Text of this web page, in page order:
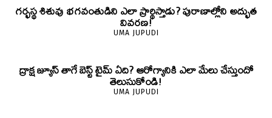
గర్భస్థ శిశువు భగవంతుడిని ఎలా ప్రార్థిస్తాడు? పురాణాల్లోని అద్భుత
వివరణ!
UMA JUPUDI
ద్రాక్ష జ్యూస్ తాగే బెస్ట్ టైమ్ ఏది? ఆరోగ్యానికి ఎలా మేలు చేస్తుందో
తెలుసుకోండి!
UMA JUPUDI